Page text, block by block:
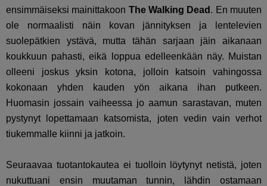
ensimmäiseksi mainittakoon The Walking Dead . En muuten
ole normaalisti näin kovan jännityksen ja lentelevien
suolepätkien ystävä, mutta tähän sarjaan jäin aikanaan
koukkuun pahasti, eikä loppua edelleenkään näy. Muistan
olleeni joskus yksin kotona, jolloin katsoin vahingossa
kokonaan yhden kauden yön aikana ihan putkeen.
Huomasin jossain vaiheessa jo aamun sarastavan, muten
pystynyt lopettamaan katsomista, joten vedin vain verhot
tiukemmalle kiinni ja jatkoin.
Seuraavaa tuotantokautea ei tuolloin löytynyt netistä, joten
nukuttuani ensin muutaman tunnin, lähdin ostamaan